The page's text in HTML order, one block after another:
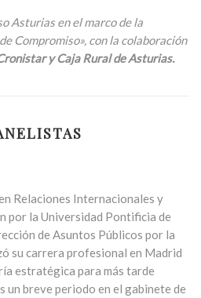
Asturias en el marco de la
Compromiso», con la colaboración
y Caja Rural de Asturias.
Relaciones Internacionales y
por la Universidad Pontificia de
de Asuntos Públicos por la
su carrera profesional en Madrid
estratégica para más tarde
un breve periodo en el gabinete de